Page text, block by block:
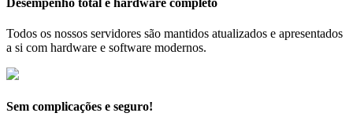
Todos os nossos servidores são mantidos atualizados e apresentados
a si com hardware e software modernos.
Sem complicações e seguro!